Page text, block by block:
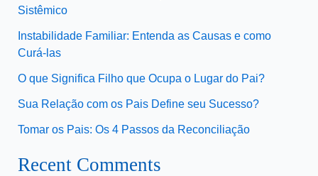
Sistêmico
Instabilidade Familiar: Entenda as Causas e como
Curá-las
O que Significa Filho que Ocupa o Lugar do Pai?
Sua Relação com os Pais Define seu Sucesso?
Tomar os Pais: Os 4 Passos da Reconciliação
Recent Comments